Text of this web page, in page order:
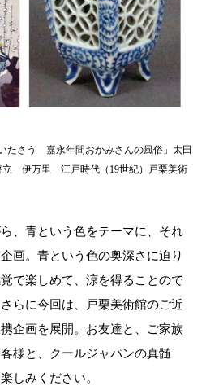
たさう 嘉永年間おかみさんの風俗」太田
立 伊万里 江戸時代（19世紀）戸栗美術
、青という色をテーマに、それ
画。青という色の奥深さに迫り
で楽しめて、涼を得ることので
らに今回は、戸栗美術館のご近
企画を展開。お友達と、ご家族
様と、クールジャパンの真髄
しみください。